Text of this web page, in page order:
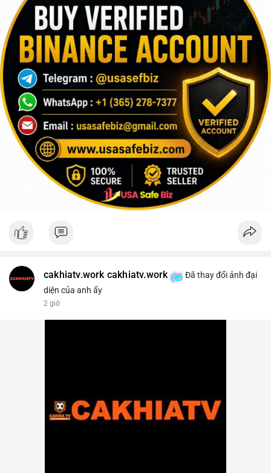
cakhiatv.work cakhiatv.work
Đã thay đổi ảnh đại
diện của anh ấy
2 giờ